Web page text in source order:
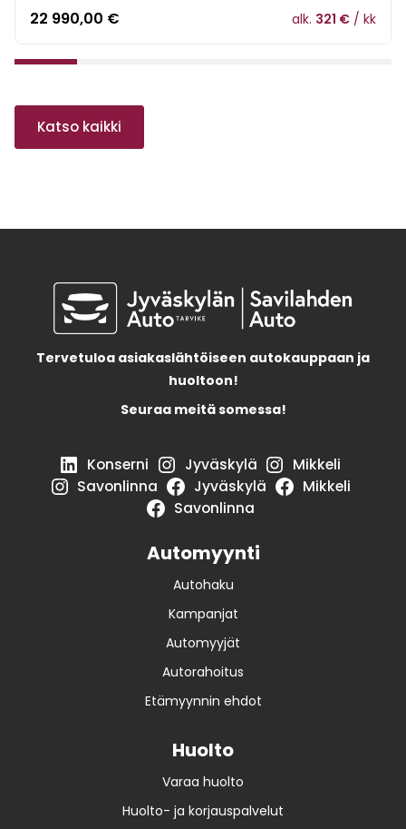
22 990,00 € alk. 321 € / kk
1
Katso kaikki
Tervetuloa asiakaslähtöiseen autokauppaan ja
huoltoon!
Seuraa meitä somessa!
Konserni Jyväskylä
Mikkeli
Savonlinna
Jyväskylä
Mikkeli
Savonlinna
Automyynti
Autohaku
Kampanjat
Automyyjät
Autorahoitus
Etämyynnin ehdot
Huolto
Varaa huolto
Huolto- ja korjauspalvelut